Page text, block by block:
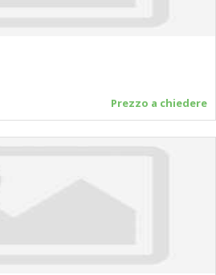
Prezzo a chiedere